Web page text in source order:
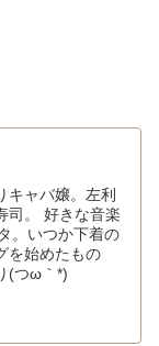
キャバ嬢。左利
司。 好きな音楽
。いつか下着の
を始めたもの
(つω｀*)